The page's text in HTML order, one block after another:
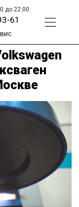
до 22:00
61